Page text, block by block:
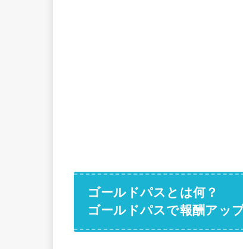
ゴールドパスとは何？
ゴールドパスで報酬アッ